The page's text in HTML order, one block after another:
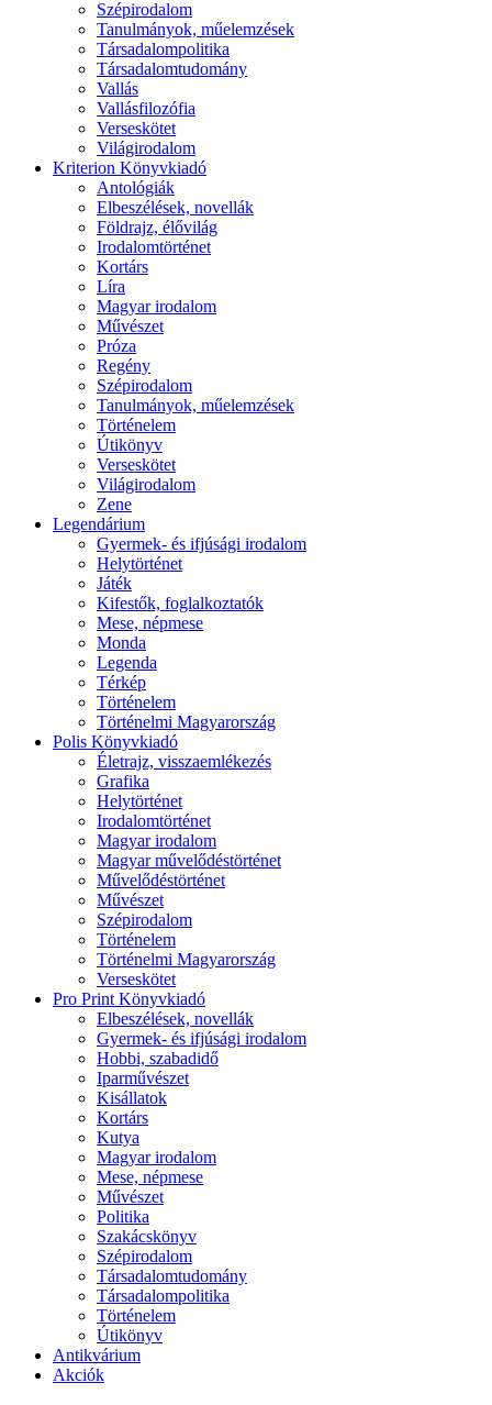
Szépirodalom
Tanulmányok, műelemzések
Társadalompolitika
Társadalomtudomány
Vallás
Vallásfilozófia
Verseskötet
Világirodalom
Kriterion Könyvkiadó
Antológiák
Elbeszélések, novellák
Földrajz, élővilág
Irodalomtörténet
Kortárs
Líra
Magyar irodalom
Művészet
Próza
Regény
Szépirodalom
Tanulmányok, műelemzések
Történelem
Útikönyv
Verseskötet
Világirodalom
Zene
Legendárium
Gyermek- és ifjúsági irodalom
Helytörténet
Játék
Kifestők, foglalkoztatók
Mese, népmese
Monda
Legenda
Térkép
Történelem
Történelmi Magyarország
Polis Könyvkiadó
Életrajz, visszaemlékezés
Grafika
Helytörténet
Irodalomtörténet
Magyar irodalom
Magyar művelődéstörténet
Művelődéstörténet
Művészet
Szépirodalom
Történelem
Történelmi Magyarország
Verseskötet
Pro Print Könyvkiadó
Elbeszélések, novellák
Gyermek- és ifjúsági irodalom
Hobbi, szabadidő
Iparművészet
Kisállatok
Kortárs
Kutya
Magyar irodalom
Mese, népmese
Művészet
Politika
Szakácskönyv
Szépirodalom
Társadalomtudomány
Társadalompolitika
Történelem
Útikönyv
Antikvárium
Akciók